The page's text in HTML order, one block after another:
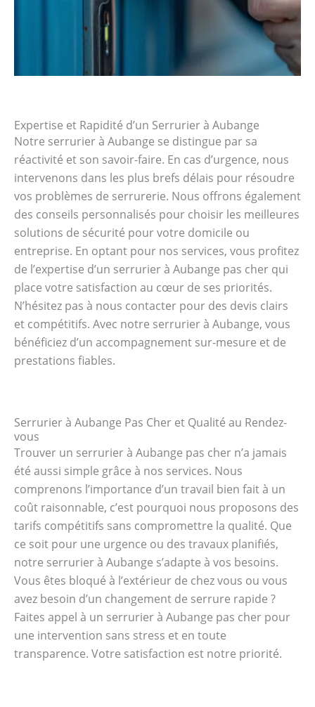
Expertise et Rapidité d’un Serrurier à Aubange
Notre serrurier à Aubange se distingue par sa
réactivité et son savoir-faire. En cas d’urgence, nous
intervenons dans les plus brefs délais pour résoudre
vos problèmes de serrurerie. Nous offrons également
des conseils personnalisés pour choisir les meilleures
solutions de sécurité pour votre domicile ou
entreprise. En optant pour nos services, vous profitez
de l’expertise d’un serrurier à Aubange pas cher qui
place votre satisfaction au cœur de ses priorités.
N’hésitez pas à nous contacter pour des devis clairs
et compétitifs. Avec notre serrurier à Aubange, vous
bénéficiez d’un accompagnement sur-mesure et de
prestations fiables.
Serrurier à Aubange Pas Cher et Qualité au Rendez-
vous
Trouver un serrurier à Aubange pas cher n’a jamais
été aussi simple grâce à nos services. Nous
comprenons l’importance d’un travail bien fait à un
coût raisonnable, c’est pourquoi nous proposons des
tarifs compétitifs sans compromettre la qualité. Que
ce soit pour une urgence ou des travaux planifiés,
notre serrurier à Aubange s’adapte à vos besoins.
Vous êtes bloqué à l’extérieur de chez vous ou vous
avez besoin d’un changement de serrure rapide ?
Faites appel à un serrurier à Aubange pas cher pour
une intervention sans stress et en toute
transparence. Votre satisfaction est notre priorité.